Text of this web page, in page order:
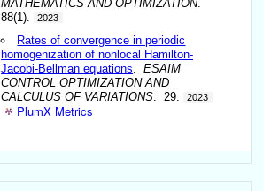
MATHEMATICS AND OPTIMIZATION.
88(1).
2023
Rates of convergence in periodic
homogenization of nonlocal Hamilton-
Jacobi-Bellman equations .ESAIM
CONTROL OPTIMIZATION AND
CALCULUS OF VARIATIONS . 29. 2023
PlumX Metrics